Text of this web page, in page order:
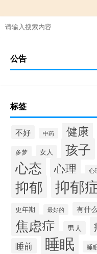
公告
标签
不好 中药 健康
多梦 女人 孩子
心态 心理 心
抑郁 抑郁
更年期
最好的 有什么
焦虑症 男人
睡前 睡眠 睡